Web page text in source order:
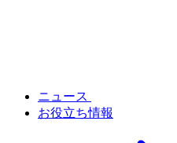
ニュース
お役立ち情報